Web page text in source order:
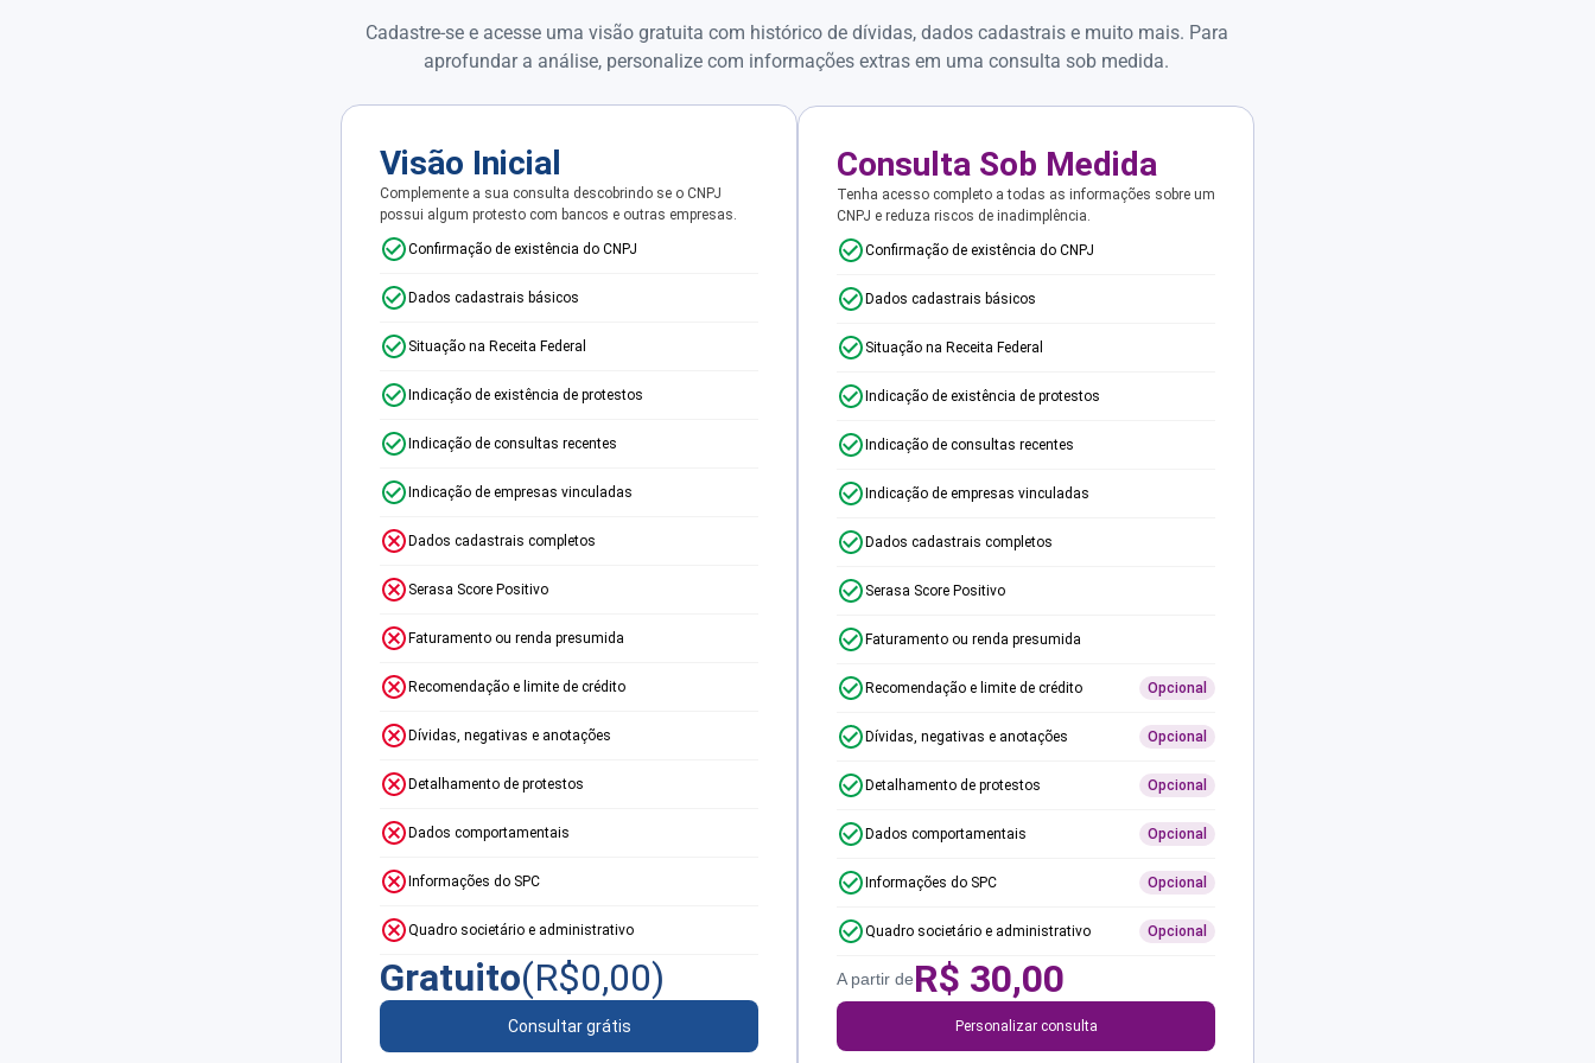
Cadastre-se e acesse uma visão gratuita com histórico de dívidas, dados cadastrais e muito mais. Para
aprofundar a análise, personalize com informações extras em uma consulta sob medida.
Visão Inicial
Complemente a sua consulta descobrindo se o CNPJ
possui algum protesto com bancos e outras empresas.
Confirmação de existência do CNPJ
Dados cadastrais básicos
Situação na Receita Federal
Indicação de existência de protestos
Indicação de consultas recentes
Indicação de empresas vinculadas
Dados cadastrais completos
Serasa Score Positivo
Faturamento ou renda presumida
Recomendação e limite de crédito
Dívidas, negativas e anotações
Detalhamento de protestos
Dados comportamentais
Informações do SPC
Quadro societário e administrativo
Gratuito(R$0,00)
Consultar grátis
Consulta Sob Medida
Tenha acesso completo a todas as informações sobre um
CNPJ e reduza riscos de inadimplência.
Confirmação de existência do CNPJ
Dados cadastrais básicos
Situação na Receita Federal
Indicação de existência de protestos
Indicação de consultas recentes
Indicação de empresas vinculadas
Dados cadastrais completos
Serasa Score Positivo
Faturamento ou renda presumida
Recomendação e limite de crédito Opcional
Dívidas, negativas e anotações Opcional
Detalhamento de protestos Opcional
Dados comportamentais Opcional
Informações do SPC Opcional
Quadro societário e administrativo Opcional
A partir deR$ 30,00
Personalizar consulta